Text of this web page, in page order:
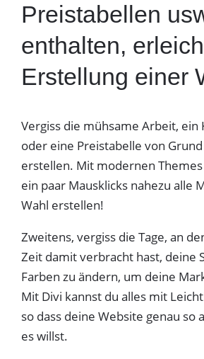
Preistabellen
enthalten,
Erstellung einer
Vergiss die mühsame Arbeit,
oder eine Preistabelle von
erstellen. Mit modernen
ein paar Mausklicks nahezu alle
Wahl erstellen!
Zweitens, vergiss die Tage, an
Zeit damit verbracht hast, deine
Farben zu ändern, um deine
Mit Divi kannst du alles mit
so dass deine Website genau so
es willst.